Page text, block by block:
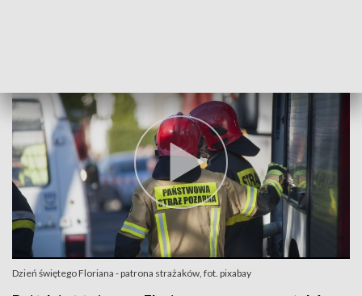
Dzień świętego Floriana - patrona strażaków, fot. pixabay